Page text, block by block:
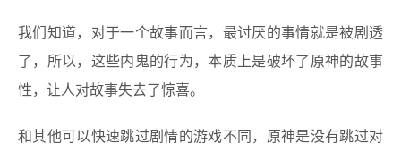
我们知道，对于一个故事而言，最讨厌的事情就是被剧透
了，所以，这些内鬼的行为，本质上是破坏了原神的故事
性，让人对故事失去了惊喜。
和其他可以快速跳过剧情的游戏不同，原神是没有跳过对